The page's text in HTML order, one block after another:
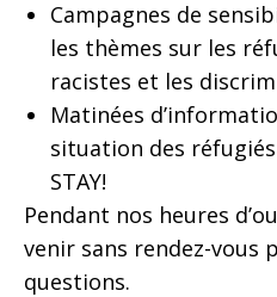
Campagnes de
les thèmes sur les
racistes et les
Matinées
situation des
STAY!
Pendant nos heures
venir sans rendez-vous
questions.